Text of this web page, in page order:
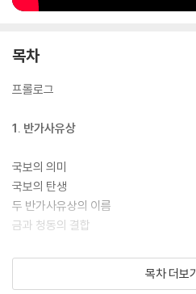
목차
프롤로그
1. 반가사유상
국보의 의미
국보의 탄생
두 반가사유상의 이름
금과 청동의 결합
2. 청동기의 시작
목차 더보기